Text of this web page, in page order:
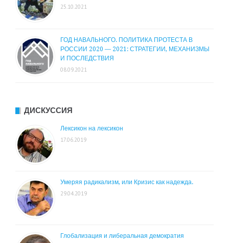
25.10.2021
ГОД НАВАЛЬНОГО. ПОЛИТИКА ПРОТЕСТА В
РОССИИ 2020 — 2021: СТРАТЕГИИ, МЕХАНИЗМЫ
И ПОСЛЕДСТВИЯ
08.09.2021
ДИСКУССИЯ
Лексикон на лексикон
17.06.2019
Умеряя радикализм, или Кризис как надежда.
29.04.2019
Глобализация и либеральная демократия